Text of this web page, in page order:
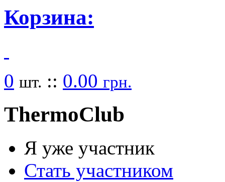
Корзина:
0 шт. :: 0.00 грн.
ThermoClub
Я уже участник
Стать участником